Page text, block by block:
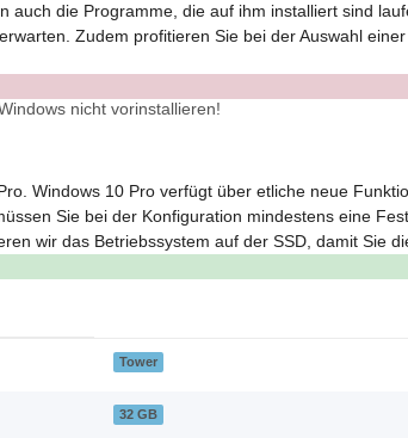
die Programme, die auf ihm installiert sind
Zudem profitieren Sie bei der Auswahl
nicht vorinstallieren!
Windows 10 Pro verfügt über etliche neue
Sie bei der Konfiguration mindestens eine
wir das Betriebssystem auf der SSD, damit Sie
Tower
32 GB